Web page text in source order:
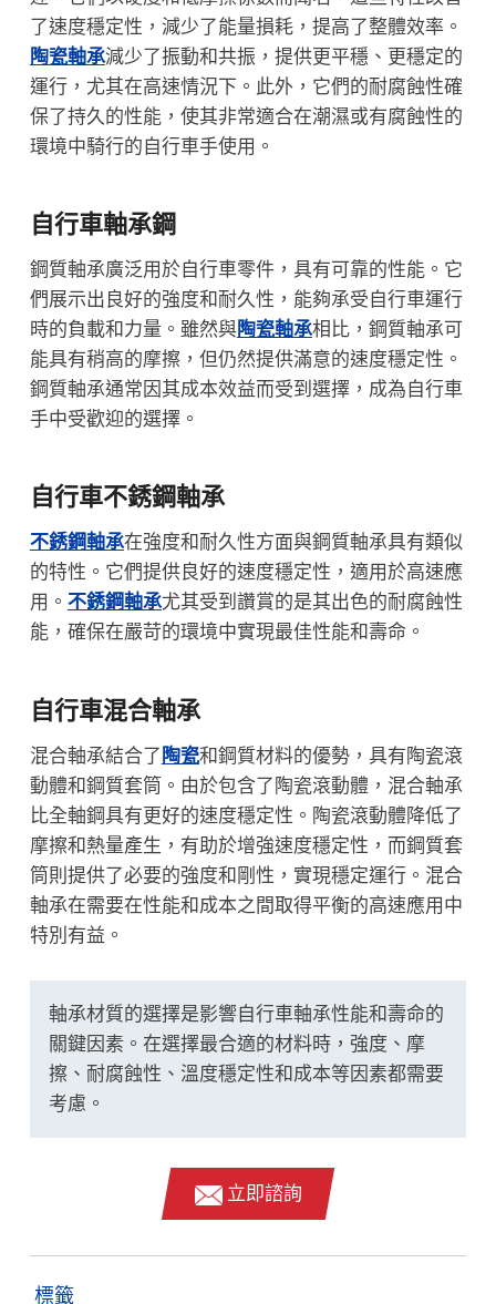
了速度穩定性，減少了能量損耗，提高了整體效率。
陶瓷軸承減少了振動和共振，提供更平穩、更穩定的
運行，尤其在高速情況下。此外，它們的耐腐蝕性確
保了持久的性能，使其非常適合在潮濕或有腐蝕性的
環境中騎行的自行車手使用。
自行車軸承鋼
鋼質軸承廣泛用於自行車零件，具有可靠的性能。它
們展示出良好的強度和耐久性，能夠承受自行車運行
時的負載和力量。雖然與陶瓷軸承相比，鋼質軸承可
能具有稍高的摩擦，但仍然提供滿意的速度穩定性。
鋼質軸承通常因其成本效益而受到選擇，成為自行車
手中受歡迎的選擇。
自行車不銹鋼軸承
不銹鋼軸承在強度和耐久性方面與鋼質軸承具有類似
的特性。它們提供良好的速度穩定性，適用於高速應
用。 不銹鋼軸承尤其受到讚賞的是其出色的耐腐蝕性
能，確保在嚴苛的環境中實現最佳性能和壽命。
自行車混合軸承
混合軸承結合了 陶瓷和鋼質材料的優勢，具有陶瓷滾
動體和鋼質套筒。由於包含了陶瓷滾動體，混合軸承
比全軸鋼具有更好的速度穩定性。陶瓷滾動體降低了
摩擦和熱量產生，有助於增強速度穩定性，而鋼質套
筒則提供了必要的強度和剛性，實現穩定運行。混合
軸承在需要在性能和成本之間取得平衡的高速應用中
特別有益。
軸承材質的選擇是影響自行車軸承性能和壽命的
關鍵因素。在選擇最合適的材料時，強度、摩
擦、耐腐蝕性、溫度穩定性和成本等因素都需要
考慮。
立即諮詢
標籤